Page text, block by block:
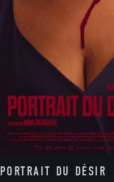
PORTRAIT DU DÉSIR